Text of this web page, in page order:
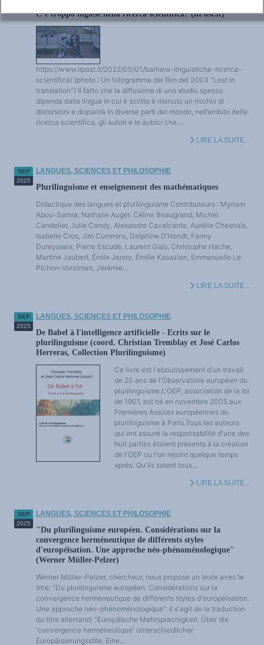
C’è troppo inglese nella ricerca scientifica? (ilPost.it)
https://www.ilpost.it/2022/05/01/barriere-linguistiche-ricerca-
scientifica/ (photo : Un fotogramma del film del 2003 “Lost in
translation”) Il fatto che la diffusione di uno studio spesso
dipenda dalla lingua in cui è scritto è ritenuto un rischio di
distorsioni e disparità In diverse parti del mondo, nell’ambito della
ricerca scientifica, gli autori e le autrici che...
LIRE LA SUITE...
SEP
2025
LANGUES, SCIENCES ET PHILOSOPHIE
Plurilinguisme et enseignement des mathématiques
Didactique des langues et plurilinguisme Contributeurs : Myriam
Abou-Samra, Nathalie Auger, Céline Beaugrand, Michel
Candelier, Julie Candy, Alexandre Cavalcante, Aurélie Chesnais,
Isabelle Cros, Jim Cummins, Delphine D’Hondt, Fanny
Dureysseix, Pierre Escudé, Laurent Gajo, Christophe Hache,
Martine Jaubert, Émile Jenny, Émilie Kasazian, Emmanuelle Le
Pichon-Vorstman, Jérémie...
LIRE LA SUITE...
SEP
2025
LANGUES, SCIENCES ET PHILOSOPHIE
De Babel à l'intelligence artificielle - Ecrits sur le
plurilinguisme (coord. Christian Tremblay et José Carlos
Herreras, Collection Plurilinguisme)
Ce livre est l'aboutissement d'un travail
de 20 ans de l'Observatoire européen du
plurilinguisme.L'OEP, association de la loi
de 1901, est né en novembre 2005 aux
Premières Assises européennes du
plurilinguisme à Paris.Tous les auteurs
qui ont assuré la responsabilité d'une des
huit parties étaient présents à la création
de l'OEP ou l'on rejoint quelque temps
après. Qu'ils soient tous...
LIRE LA SUITE...
SEP
2025
LANGUES, SCIENCES ET PHILOSOPHIE
"Du plurilinguisme européen. Considérations sur la
convergence herméneutique de différents styles
d'européisation. Une approche néo-phénoménologique"
(Werner Müller-Pelzer)
Werner Müller-Pelzer, chercheur, nous propose un texte avec le
titre: "Du plurilinguisme européen. Considérations sur la
convergence herméneutique de différents styles d'européisation.
Une approche néo-phénoménologique". Il s'agit de la traduction
du titre allemand: "Europäische Mehrsprachigkeit. Über die
'convergence herméneutique' unterschiedlicher
Europäisierungsstile. Eine...